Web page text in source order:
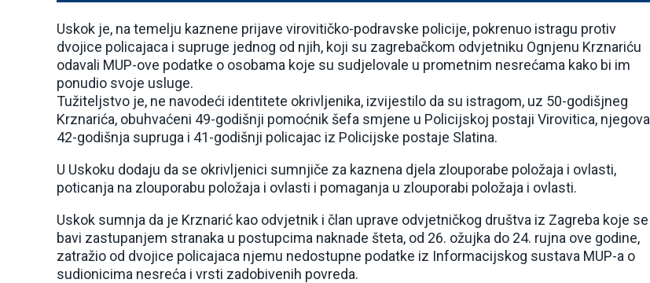
Uskok je, na temelju kaznene prijave virovitičko-podravske policije, pokrenuo istragu protiv
dvojice policajaca i supruge jednog od njih, koji su zagrebačkom odvjetniku Ognjenu Krznariću
odavali MUP-ove podatke o osobama koje su sudjelovale u prometnim nesrećama kako bi im
ponudio svoje usluge.
Tužiteljstvo je, ne navodeći identitete okrivljenika, izvijestilo da su istragom, uz 50-godišjneg
Krznarića, obuhvaćeni 49-godišnji pomoćnik šefa smjene u Policijskoj postaji Virovitica, njegova
42-godišnja supruga i 41-godišnji policajac iz Policijske postaje Slatina.
U Uskoku dodaju da se okrivljenici sumnjiče za kaznena djela zlouporabe položaja i ovlasti,
poticanja na zlouporabu položaja i ovlasti i pomaganja u zlouporabi položaja i ovlasti.
Uskok sumnja da je Krznarić kao odvjetnik i član uprave odvjetničkog društva iz Zagreba koje se
bavi zastupanjem stranaka u postupcima naknade šteta, od 26. ožujka do 24. rujna ove godine,
zatražio od dvojice policajaca njemu nedostupne podatke iz Informacijskog sustava MUP-a o
sudionicima nesreća i vrsti zadobivenih povreda.